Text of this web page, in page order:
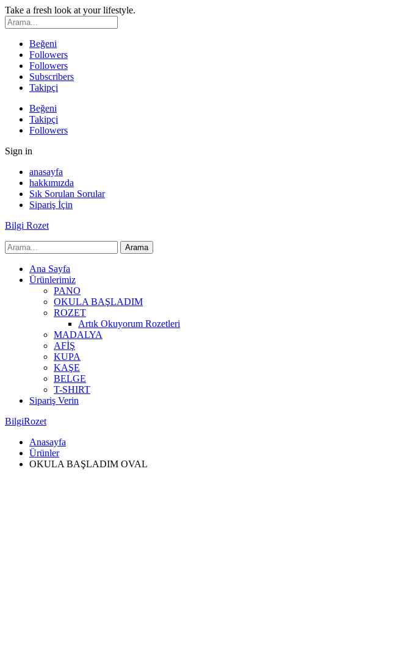
Take a fresh look at your lifestyle.
Beğeni
Followers
Followers
Subscribers
Takipçi
Beğeni
Takipçi
Followers
Sign in
anasayfa
hakkımızda
Sık Sorulan Sorular
Sipariş İçin
Bilgi Rozet
Ana Sayfa
Ürünlerimiz
PANO
OKULA BAŞLADIM
ROZET
Artık Okuyorum Rozetleri
MADALYA
AFİŞ
KUPA
KAŞE
BELGE
T-SHIRT
Sipariş Verin
BilgiRozet
Anasayfa
Ürünler
OKULA BAŞLADIM OVAL